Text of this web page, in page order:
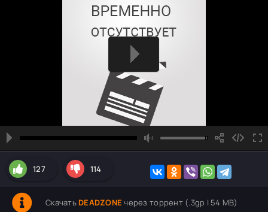
127 114
Скачать DEADZONE через торрент (.3gp | 54 MB)